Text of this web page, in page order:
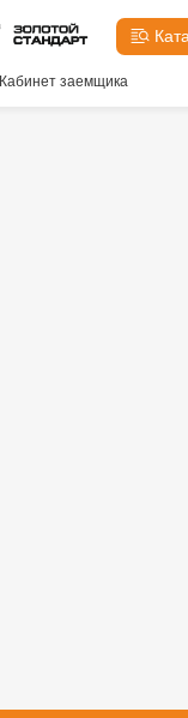
Кабинет заемщика